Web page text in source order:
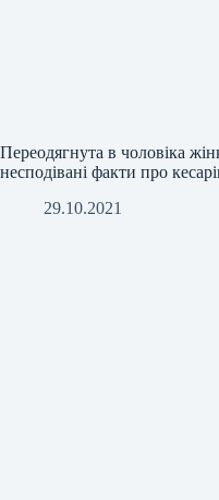
Переодягнута в чоловіка
несподівані факти про
29.10.2021